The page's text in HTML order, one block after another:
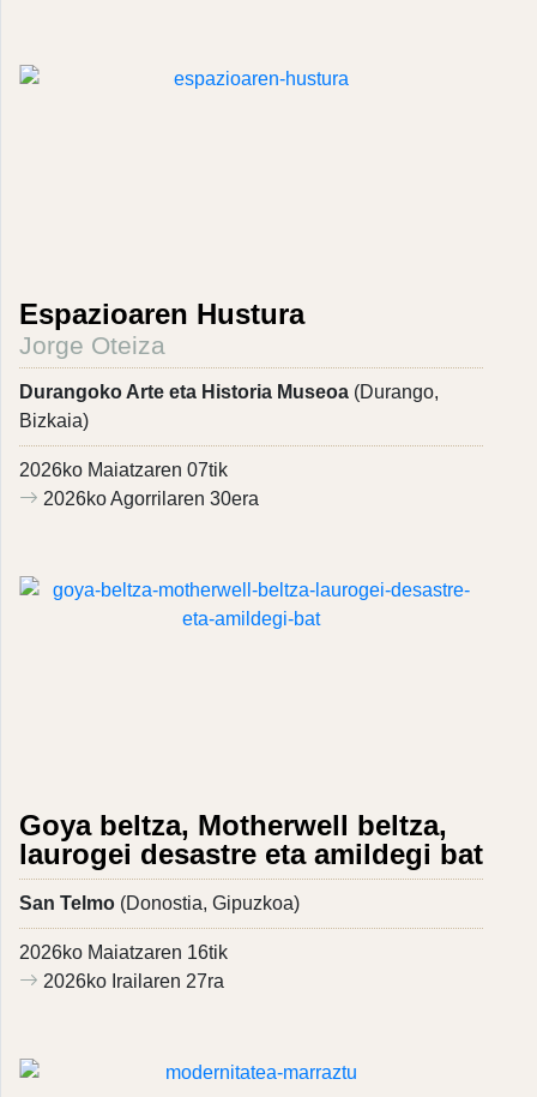
Espazioaren Hustura
Jorge Oteiza
Durangoko Arte eta Historia Museoa (Durango,
Bizkaia)
2026ko Maiatzaren 07tik
2026ko Agorrilaren 30era
Goya beltza, Motherwell beltza,
laurogei desastre eta amildegi bat
San Telmo (Donostia, Gipuzkoa)
2026ko Maiatzaren 16tik
2026ko Irailaren 27ra